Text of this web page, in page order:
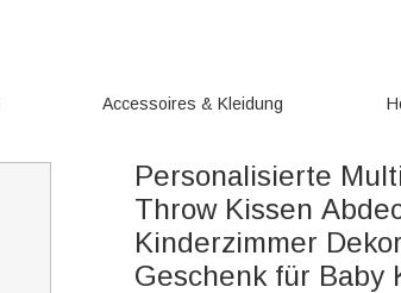
Accessoires & Kleidung
Personalisierte
Throw Kissen
Kinderzimmer
Geschenk für Baby